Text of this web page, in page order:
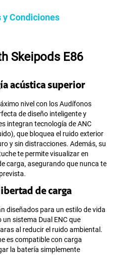
Condiciones
Skeipods E86
acústica superior
nivel con los Audífonos
de diseño inteligente y
integran tecnología de ANC
que bloquea el ruido exterior
y sin distracciones. Además, su
te permite visualizar en
carga, asegurando que nunca te
de carga
diseñados para un estilo de vida
sistema Dual ENC que
al reducir el ruido ambiental.
es compatible con carga
la batería simplemente